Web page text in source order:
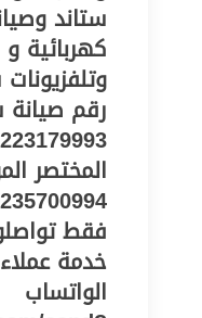
ستاند
كهربائية
رقم صيانة
فقط
خدمة
الواتساب